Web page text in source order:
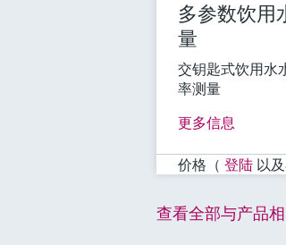
多参数饮用
量
交钥匙式饮用水
率测量
更多信息
价格（ 登陆以及
查看全部与产品